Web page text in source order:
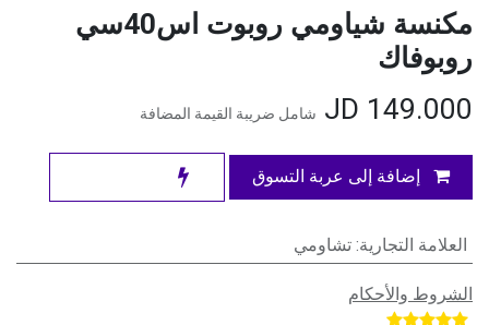
مكنسة شياومي روبوت اس40سي
روبوفاك
149.000
شامل ضريبة القيمة المضافة
إضافة إلى عربة التسوق
العلامة التجارية: تشاومي
الشروط والأحكام